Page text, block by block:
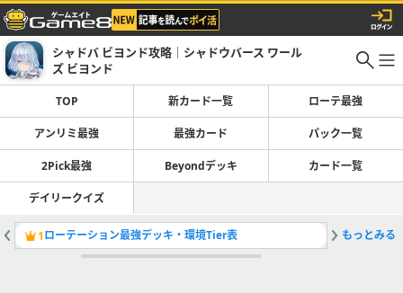
シャドバ ビヨンド攻略｜シャドウバース ワール
ズ ビヨンド
TOP 新カード一覧 ローテ最強
アンリミ最強 最強カード パック一覧
2Pick最強 Beyondデッキ カード一覧
デイリークイズ
1ローテーション最強デッキ・環境Tier表 2
もっとみる